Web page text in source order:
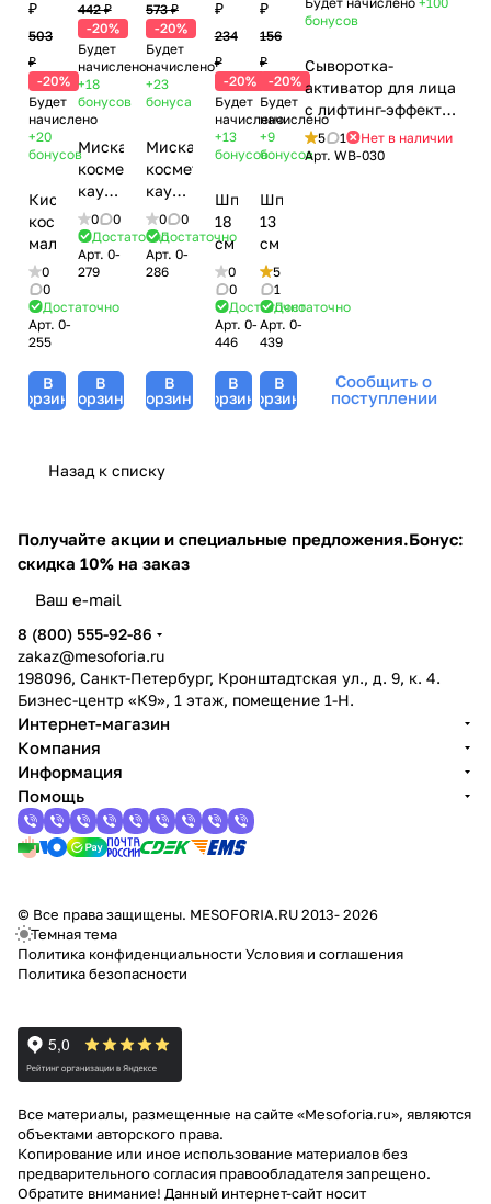
₽
503
₽
-20%
Будет
начислено
+20
бонусов
Кисть
косметическая
малая
0
0
Достаточно
Арт. 0-
255
В
корзину
442 ₽
-20%
Будет
начислено
+18
бонусов
Миска
косметическая
каучуковая,
11 см
0
0
Достаточно
Арт. 0-
279
В
корзину
573 ₽
-20%
Будет
начислено
+23
бонуса
Миска
косметическая
каучуковая,
13 см
0
0
Достаточно
Арт. 0-
286
В
корзину
₽
234
₽
-20%
Будет
начислено
+13
бонусов
Шпатель,
18
см
0
0
Достаточно
Арт. 0-
446
В
корзину
₽
156
₽
-20%
Будет
начислено
+9
бонусов
Шпатель,
13
см
5
1
Достаточно
Арт.0-
439
В
корзину
бонусов
Сыворотка-
активатор для лица
с лифтинг-эффектом
/ Activator Serum
with Lifting Effect,
5 1
Нет в наличии
Арт.WB-030
Сообщить о
поступлении
Назад к списку
Получайте акции и специальные предложения.Бонус:
скидка 10% на заказ
8 (800) 555-92-86
zakaz@mesoforia.ru
198096, Санкт-Петербург, Кронштадтская ул., д. 9, к. 4.
Бизнес-центр «К9», 1 этаж, помещение 1-Н.
Интернет-магазин
Компания
Информация
Помощь
© Все права защищены. MESOFORIA.RU 2013- 2026
Темная тема
Политика конфиденциальности Условия и соглашения
Политика безопасности
Все материалы, размещенные на сайте «Mesoforia.ru», являются
объектами авторского права.
Копирование или иное использование материалов без
предварительного согласия правообладателя запрещено.
Обратите внимание! Данный интернет-сайт носит